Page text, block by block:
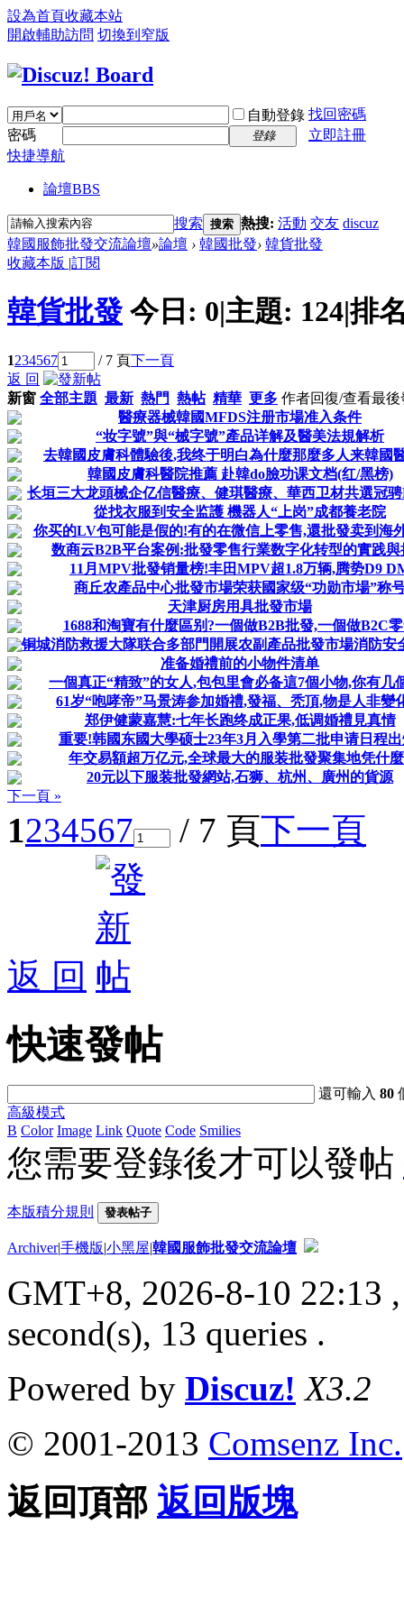
設為首頁收藏本站
開啟輔助訪問 切換到窄版
自動登錄 找回密碼
密碼
登錄
立即註冊
快捷導航
論壇BBS
搜索 搜索 熱搜: 活動 交友 discuz
韓國服飾批發交流論壇»論壇 › 韓國批發› 韓貨批發
收藏本版 |訂閱
韓貨批發 今日: 0|主題: 124|排
1234567 / 7 頁下一頁
返 回
新窗 全部主題 最新 熱門 熱帖 精華 更多 作者回復/查看最後
醫療器械韓國MFDS注册市場准入条件
“妆字號”與“械字號”產品详解及醫美法規解析
去韓國皮膚科體驗後,我终于明白為什麼那麼多人来韓國
韓國皮膚科醫院推薦 赴韓do臉功课文档(红/黑榜)
长垣三大龙頭械企亿信醫療、健琪醫療、華西卫材共選冠
從找衣服到安全监護 機器人“上岗”成都養老院
你买的LV包可能是假的!有的在微信上零售,還批發卖到海
数商云B2B平台案例:批發零售行業数字化转型的實践與
11月MPV批發销量榜!丰田MPV超1.8万辆,腾势D9
商丘农產品中心批發市場荣获國家级“功勋市場”称
天津厨房用具批發市場
1688和淘寶有什麼區别?一個做B2B批發,一個做B2C
铜城消防救援大隊联合多部門開展农副產品批發市場消防安
准备婚禮前的小物件清单
一個真正“精致”的女人,包包里會必备這7個小物,你有几
61岁“咆哮帝”马景涛参加婚禮,發福、秃頂,物是人非變
郑伊健蒙嘉慧:七年长跑终成正果,低调婚禮見真情
重要!韩國东國大學硕士23年3月入學第二批申请日程
年交易額超万亿元,全球最大的服装批發聚集地凭什
20元以下服装批發網站,石狮、杭州、廣州的貨源
下一頁 »
1234567 / 7 頁下一頁
返 回
快速發帖
還可輸入80
高級模式
B Color Image Link Quote Code Smilies
您需要登錄後才可以發帖
本版積分規則 發表帖子
Archiver|手機版|小黑屋|韓國服飾批發交流論壇
GMT+8, 2026-8-10 22:13
second(s), 13 queries .
Powered by Discuz! X3.2
© 2001-2013 Comsenz Inc.
返回頂部 返回版塊